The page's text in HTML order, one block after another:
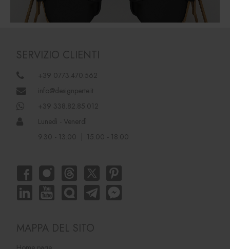
SERVIZIO CLIENTI
+39 0773.470.562
info@designperte.it
+39 338.82.85.012
Lunedì - Venerdì
9.30 - 13.00 | 15.00 - 18.00
MAPPA DEL SITO